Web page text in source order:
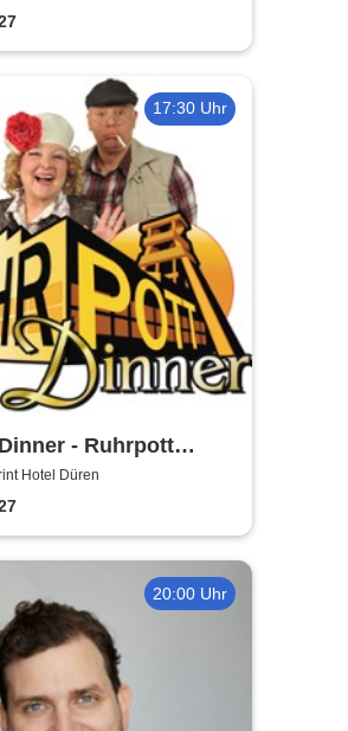
17:30 Uhr
- Ruhrpott
Hotel Düren
20:00 Uhr